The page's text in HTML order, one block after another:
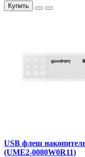
Купить
USB флеш
(UME2-0080W0R11)